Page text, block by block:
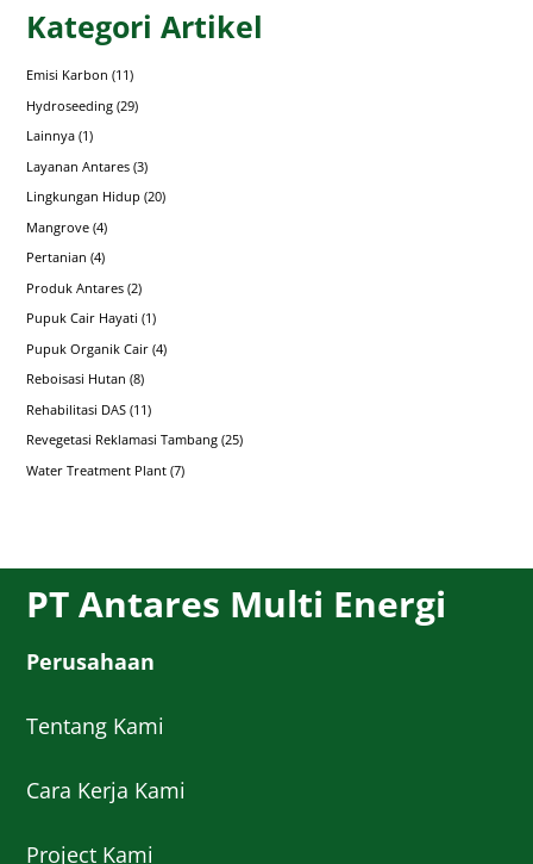
Kategori Artikel
Emisi Karbon (11)
Hydroseeding (29)
Lainnya (1)
Layanan Antares (3)
Lingkungan Hidup (20)
Mangrove (4)
Pertanian (4)
Produk Antares (2)
Pupuk Cair Hayati (1)
Pupuk Organik Cair (4)
Reboisasi Hutan (8)
Rehabilitasi DAS (11)
Revegetasi Reklamasi Tambang (25)
Water Treatment Plant (7)
PT Antares Multi Energi
Perusahaan
Tentang Kami
Cara Kerja Kami
Project Kami